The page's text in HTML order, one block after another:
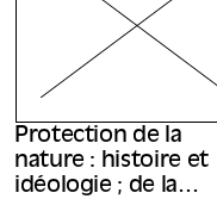
Protection de la
nature : histoire et
idéologie ; de la